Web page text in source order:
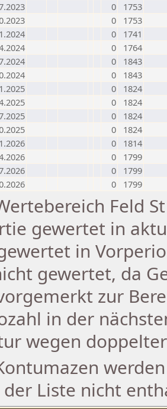
0
1753
0
1753
0
1741
0
1764
0
1843
0
1843
0
1824
0
1824
0
1824
0
1824
0
1814
0
1799
0
1799
0 1799
Feld
gewertet in
in
gewertet, da
zur
in der
wegen
Liste nicht